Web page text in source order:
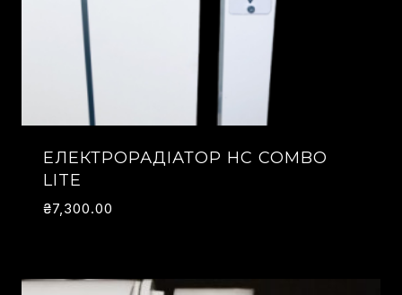
ЕЛЕКТРОРАДІАТОР HC COMBO
LITE
₴7,300.00